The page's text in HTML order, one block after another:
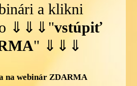
a klikni
⇓⇓⇓"vstúpiť
" ⇓⇓⇓
na webinár ZDARMA